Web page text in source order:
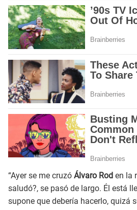
“Ayer se me cruzó Álvaro Rod en la
saludó?, se pasó de largo. Él está
supone que debería hacerlo, quizá